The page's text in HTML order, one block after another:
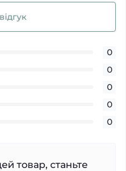
0
0
0
0
0
товар, станьте